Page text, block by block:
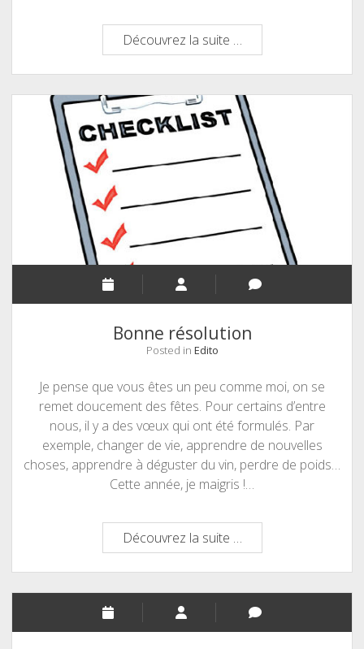
Découvrez la suite …
région
de
Chablis
Bonne résolution
Posted in Edito
Je pense que vous êtes un peu comme moi, on se
remet doucement des fêtes. Pour certains d’entre
nous, il y a des vœux qui ont été formulés. Par
exemple, changer de vie, apprendre de nouvelles
choses, apprendre à déguster du vin, perdre de poids…
Cette année, je maigris !…
Découvrez la suite …
résolution